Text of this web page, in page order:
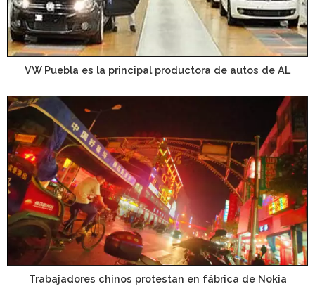
VW Puebla es la principal productora de autos de AL
Trabajadores chinos protestan en fábrica de Nokia